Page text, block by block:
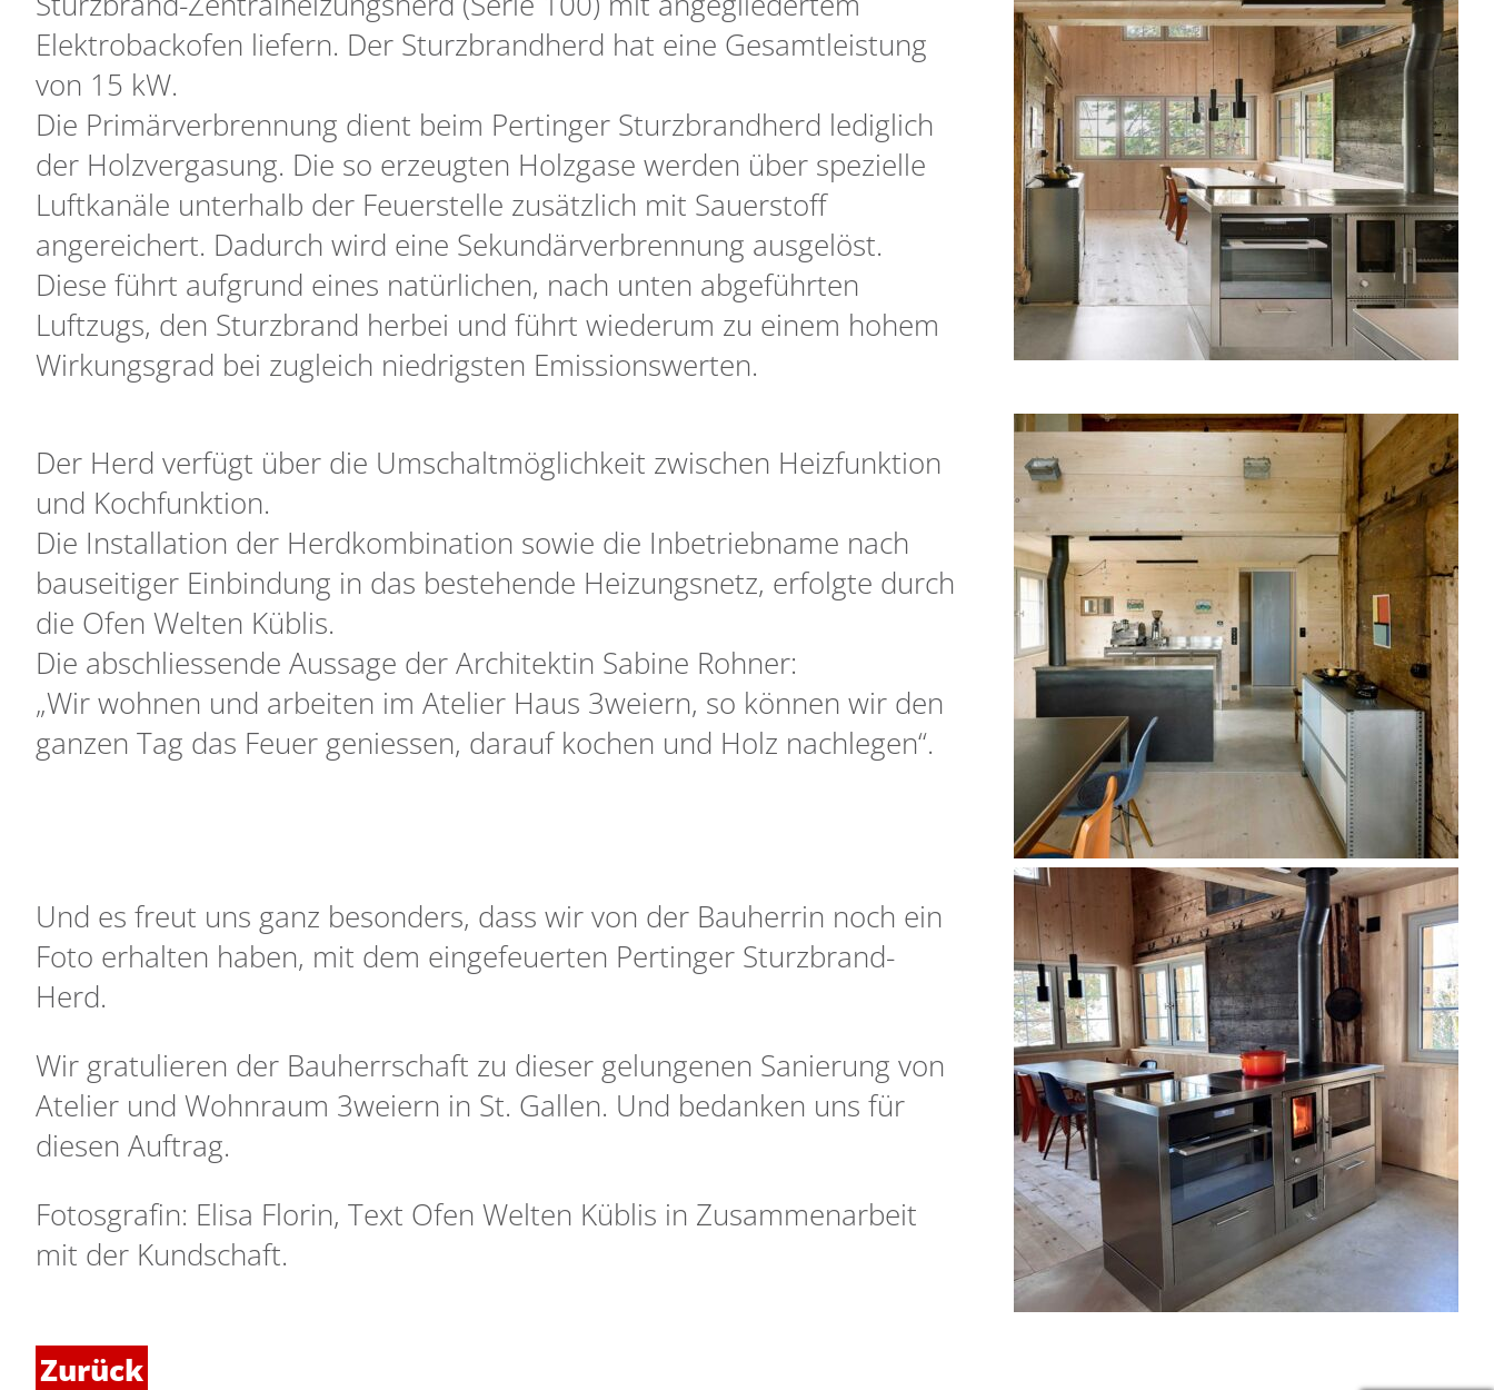
Elektrobackofen liefern. Der Sturzbrandherd hat eine Gesamtleistung
von 15 kW.
Die Primärverbrennung dient beim Pertinger Sturzbrandherd lediglich
der Holzvergasung. Die so erzeugten Holzgase werden über spezielle
Luftkanäle unterhalb der Feuerstelle zusätzlich mit Sauerstoff
angereichert. Dadurch wird eine Sekundärverbrennung ausgelöst.
Diese führt aufgrund eines natürlichen, nach unten abgeführten
Luftzugs, den Sturzbrand herbei und führt wiederum zu einem hohem
Wirkungsgrad bei zugleich niedrigsten Emissionswerten.
Der Herd verfügt über die Umschaltmöglichkeit zwischen Heizfunktion
und Kochfunktion.
Die Installation der Herdkombination sowie die Inbetriebname nach
bauseitiger Einbindung in das bestehende Heizungsnetz, erfolgte durch
die Ofen Welten Küblis.
Die abschliessende Aussage der Architektin Sabine Rohner:
„Wir wohnen und arbeiten im Atelier Haus 3weiern, so können wir den
ganzen Tag das Feuer geniessen, darauf kochen und Holz nachlegen“.
Und es freut uns ganz besonders, dass wir von der Bauherrin noch ein
Foto erhalten haben, mit dem eingefeuerten Pertinger Sturzbrand-
Herd.
Wir gratulieren der Bauherrschaft zu dieser gelungenen Sanierung von
Atelier und Wohnraum 3weiern in St. Gallen. Und bedanken uns für
diesen Auftrag.
Fotosgrafin: Elisa Florin, Text Ofen Welten Küblis in Zusammenarbeit
mit der Kundschaft.
Zurück